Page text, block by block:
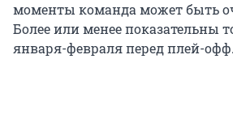
моменты команда может быть
Более или менее показательны
января-февраля перед плей-офф.